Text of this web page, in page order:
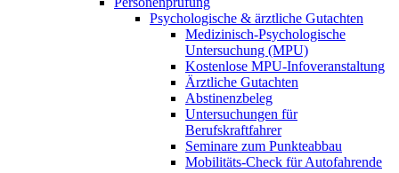
Psychologische & ärztliche Gutachten
Medizinisch-Psychologische
Untersuchung (MPU)
Kostenlose MPU-Infoveranstaltung
Ärztliche Gutachten
Abstinenzbeleg
Untersuchungen für
Berufskraftfahrer
Seminare zum Punkteabbau
Mobilitäts-Check für Autofahrende